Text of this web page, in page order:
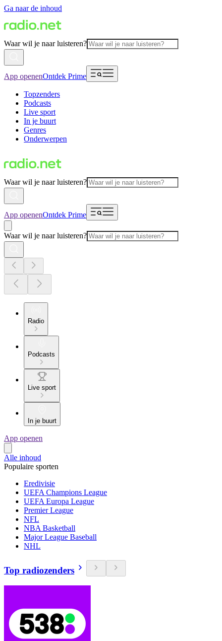
Ga naar de inhoud
Waar wil je naar luisteren?
App openenOntdek Prime
Topzenders
Podcasts
Live sport
In je buurt
Genres
Onderwerpen
Waar wil je naar luisteren?
App openenOntdek Prime
Waar wil je naar luisteren?
Radio
Podcasts
Live sport
In je buurt
App openen
Alle inhoud
Populaire sporten
Eredivisie
UEFA Champions League
UEFA Europa League
Premier League
NFL
NBA Basketball
Major League Baseball
NHL
Top radiozenders